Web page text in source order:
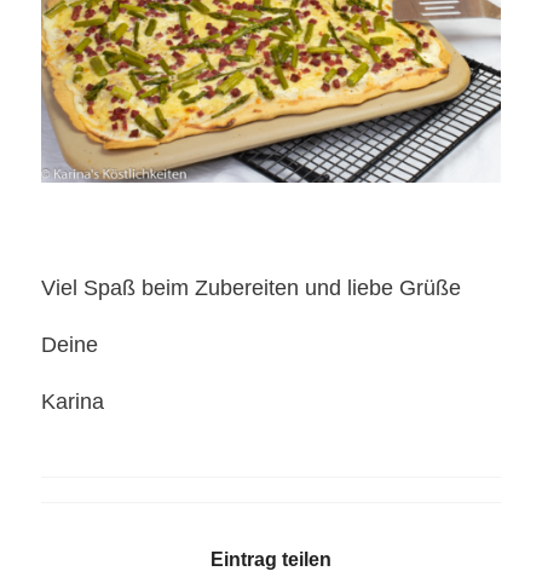
Viel Spaß beim Zubereiten und liebe Grüße
Deine
Karina
Eintrag teilen